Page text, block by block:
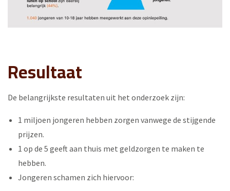
Resultaat
De belangrijkste resultaten uit het onderzoek zijn:
1 miljoen jongeren hebben zorgen vanwege de stijgende
prijzen.
1 op de 5 geeft aan thuis met geldzorgen te maken te
hebben.
Jongeren schamen zich hiervoor: